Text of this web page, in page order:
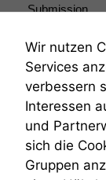
Submission
Teilungsklage
Venezuela
VRK
ZPO
Zustellfiktion
Zuständigkeit
Wir nutzen
Services
verbessern
Interessen
und
sich die
Gruppen